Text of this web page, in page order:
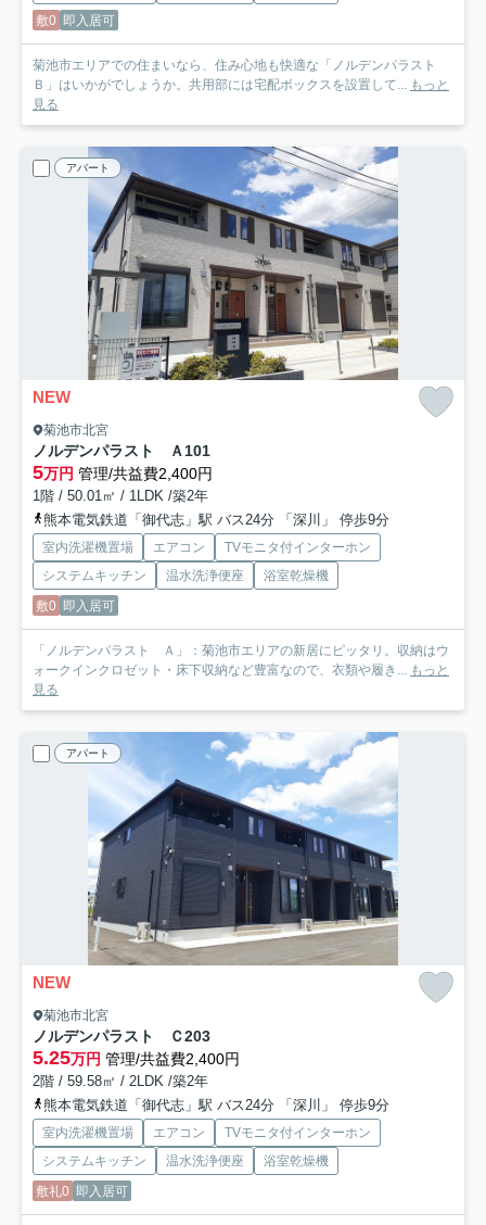
敷0 即入居可
菊池市エリアでの住まいなら、住み心地も快適な「ノルデンパラスト
Ｂ」はいかがでしょうか。共用部には宅配ボックスを設置して... もっと
見る
アパート
NEW
菊池市北宮
ノルデンパラスト Ａ 101
5万円 管理/共益費2,400円
1階 / 50.01㎡ / 1LDK /築2年
熊本電気鉄道「御代志」駅 バス24分 「深川」 停歩9分
室内洗濯機置場 エアコン
TVモニタ付インターホン
システムキッチン
温水洗浄便座
浴室乾燥機
敷0 即入居可
「ノルデンパラスト Ａ」：菊池市エリアの新居にピッタリ。収納はウ
ォークインクロゼット・床下収納など豊富なので、衣類や履き... もっと
見る
アパート
NEW
菊池市北宮
ノルデンパラスト Ｃ203
5.25万円 管理/共益費2,400円
2階 / 59.58㎡ / 2LDK /築2年
熊本電気鉄道「御代志」駅 バス24分 「深川」 停歩9分
室内洗濯機置場 エアコン
TVモニタ付インターホン
システムキッチン
温水洗浄便座
浴室乾燥機
敷礼0 即入居可